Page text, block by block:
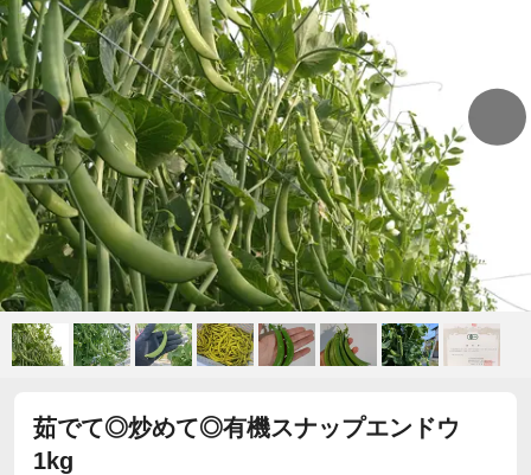
茹でて◎炒めて◎有機スナップエンドウ
1kg